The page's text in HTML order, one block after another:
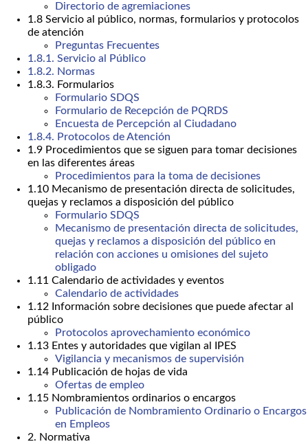
Directorio de agremiaciones
1.8 Servicio al público, normas, formularios y protocolos
de atención
Preguntas Frecuentes
1.8.1. Servicio al Público
1.8.2. Normas
1.8.3. Formularios
Formulario SDQS
Formulario de Recepción de PQRDS
Encuesta de Percepción al Ciudadano
1.8.4. Protocolos de Atención
1.9 Procedimientos que se siguen para tomar decisiones
en las diferentes áreas
Procedimientos para la toma de decisiones
1.10 Mecanismo de presentación directa de solicitudes,
quejas y reclamos a disposición del público
Formulario SDQS
Mecanismo de presentación directa de solicitudes,
quejas y reclamos a disposición del público en
relación con acciones u omisiones del sujeto
obligado
1.11 Calendario de actividades y eventos
Calendario de actividades
1.12 Información sobre decisiones que puede afectar al
público
Protocolos aprovechamiento económico
1.13 Entes y autoridades que vigilan al IPES
Vigilancia y mecanismos de supervisión
1.14 Publicación de hojas de vida
Ofertas de empleo
1.15 Nombramientos ordinarios o encargos
Publicación de Nombramiento Ordinario o Encargos
en Empleos
2. Normativa